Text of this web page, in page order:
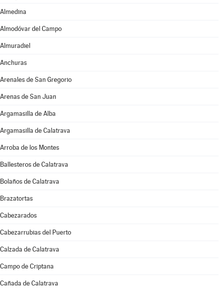
Almedina
Almodóvar del Campo
Almuradiel
Anchuras
Arenales de San Gregorio
Arenas de San Juan
Argamasilla de Alba
Argamasilla de Calatrava
Arroba de los Montes
Ballesteros de Calatrava
Bolaños de Calatrava
Brazatortas
Cabezarados
Cabezarrubias del Puerto
Calzada de Calatrava
Campo de Criptana
Cañada de Calatrava